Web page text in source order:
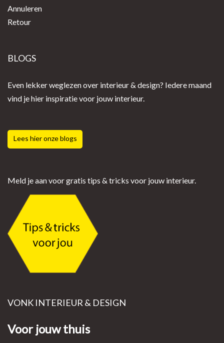
Annuleren
Retour
BLOGS
Even lekker weglezen over interieur & design? Iedere maand
vind je hier inspiratie voor jouw interieur.
Lees hier onze blogs
Meld je aan voor gratis tips & tricks voor jouw interieur.
VONK INTERIEUR & DESIGN
Voor jouw thuis